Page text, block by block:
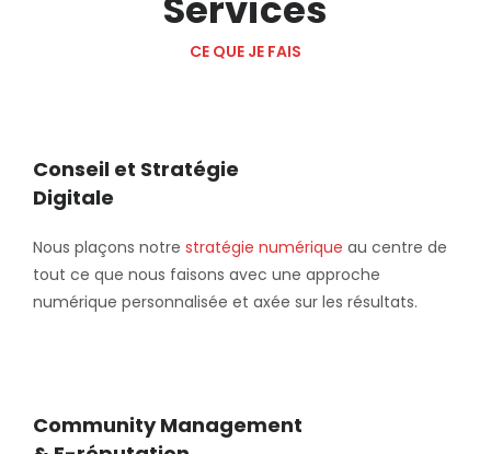
CE QUE JE FAIS
Conseil et Stratégie
Digitale
Nous plaçons notre stratégie numérique au centre de
tout ce que nous faisons avec une approche
numérique personnalisée et axée sur les résultats.
Community Management